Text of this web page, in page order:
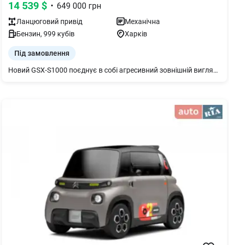
14 539 $ • 649 000 грн
Ланцюговий привід
Механічна
Бензин, 999 кубів Харків
Під замовлення
Новий GSX-S1000 поєднує в собі агресивний зовнішній вигляд, безперервний крутний момент, захоплюючу керованість і поліпшену електроніку для їзди на адреналіні. Гострий. Сильний. Розумний. SUZUKI GSX-S1000 - справжній вуличний боєць.